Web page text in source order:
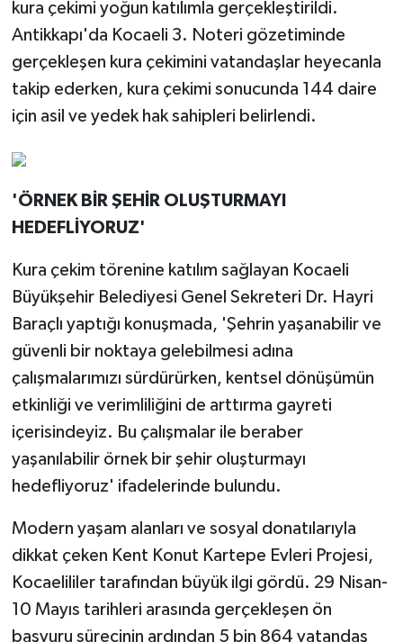
kura çekimi yoğun katılımla gerçekleştirildi.
Antikkapı'da Kocaeli 3. Noteri gözetiminde
gerçekleşen kura çekimini vatandaşlar heyecanla
takip ederken, kura çekimi sonucunda 144 daire
için asil ve yedek hak sahipleri belirlendi.
'ÖRNEK BİR ŞEHİR OLUŞTURMAYI
HEDEFLİYORUZ'
Kura çekim törenine katılım sağlayan Kocaeli
Büyükşehir Belediyesi Genel Sekreteri Dr. Hayri
Baraçlı yaptığı konuşmada, 'Şehrin yaşanabilir ve
güvenli bir noktaya gelebilmesi adına
çalışmalarımızı sürdürürken, kentsel dönüşümün
etkinliği ve verimliliğini de arttırma gayreti
içerisindeyiz. Bu çalışmalar ile beraber
yaşanılabilir örnek bir şehir oluşturmayı
hedefliyoruz' ifadelerinde bulundu.
Modern yaşam alanları ve sosyal donatılarıyla
dikkat çeken Kent Konut Kartepe Evleri Projesi,
Kocaelililer tarafından büyük ilgi gördü. 29 Nisan-
10 Mayıs tarihleri arasında gerçekleşen ön
başvuru sürecinin ardından 5 bin 864 vatandaş